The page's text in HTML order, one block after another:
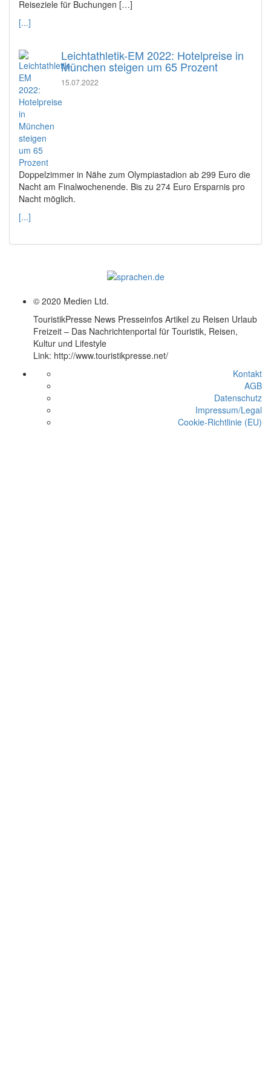
Reiseziele für Buchungen […]
[...]
Leichtathletik-EM 2022: Hotelpreise in
München steigen um 65 Prozent
15.07.2022
Doppelzimmer in Nähe zum Olympiastadion ab 299 Euro die
Nacht am Finalwochenende. Bis zu 274 Euro Ersparnis pro
Nacht möglich.
[...]
© 2020 Medien Ltd.
TouristikPresse News Presseinfos Artikel zu Reisen Urlaub
Freizeit – Das Nachrichtenportal für Touristik, Reisen,
Kultur und Lifestyle
Link: http://www.touristikpresse.net/
Kontakt
AGB
Datenschutz
Impressum/Legal
Cookie-Richtlinie (EU)